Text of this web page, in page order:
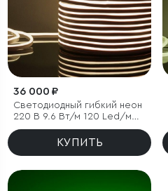
36 000 ₽
Светодиодный гибкий неон
220 В 9.6 Вт/м 120 Led/м
2835 IP67, односторонний
дневной белый 4200 K, 50
КУПИТЬ